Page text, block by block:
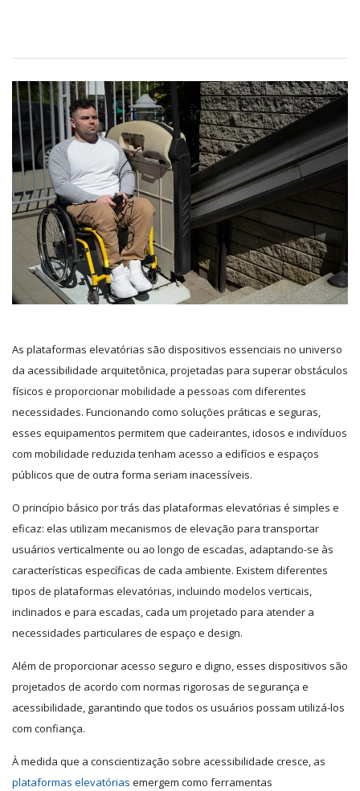
As plataformas elevatórias são dispositivos essenciais no universo
da acessibilidade arquitetônica, projetadas para superar obstáculos
físicos e proporcionar mobilidade a pessoas com diferentes
necessidades. Funcionando como soluções práticas e seguras,
esses equipamentos permitem que cadeirantes, idosos e indivíduos
com mobilidade reduzida tenham acesso a edifícios e espaços
públicos que de outra forma seriam inacessíveis.
O princípio básico por trás das plataformas elevatórias é simples e
eficaz: elas utilizam mecanismos de elevação para transportar
usuários verticalmente ou ao longo de escadas, adaptando-se às
características específicas de cada ambiente. Existem diferentes
tipos de plataformas elevatórias, incluindo modelos verticais,
inclinados e para escadas, cada um projetado para atender a
necessidades particulares de espaço e design.
Além de proporcionar acesso seguro e digno, esses dispositivos são
projetados de acordo com normas rigorosas de segurança e
acessibilidade, garantindo que todos os usuários possam utilizá-los
com confiança.
À medida que a conscientização sobre acessibilidade cresce, as
plataformas elevatórias emergem como ferramentas